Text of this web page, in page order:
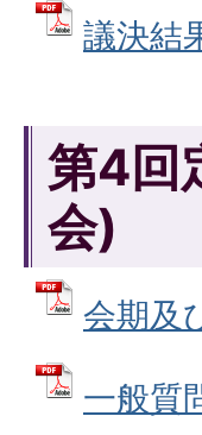
議決結
第4回
会)
会期及
一般質